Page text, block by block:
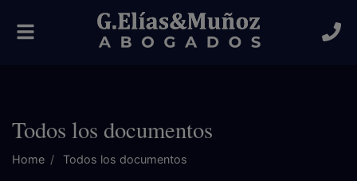
Toggle
navigation
Todos los documentos
Home Todos los documentos